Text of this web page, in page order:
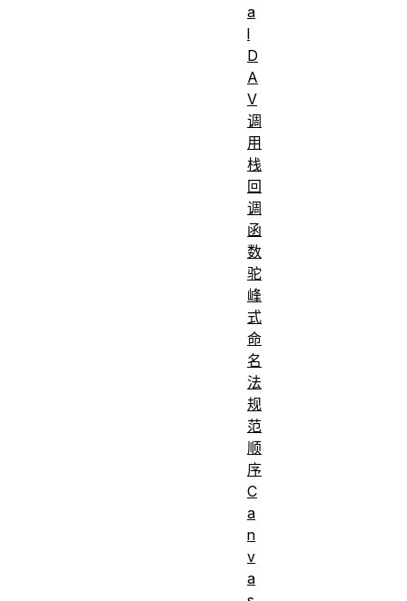
a
l
D
A
V
调
用
栈
回
调
函
数
驼
峰
式
命
名
法
规
范
顺
序
C
a
n
v
a